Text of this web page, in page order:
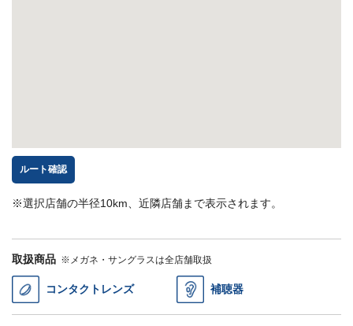
取扱商品 ※メガネ・サングラスは全店舗取扱
コンタクトレンズ 補聴器
ルート確認
※選択店舗の半径10km、近隣店舗まで表示されます。